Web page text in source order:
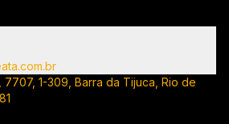
7707, 1-309, Barra da Tijuca, Rio de